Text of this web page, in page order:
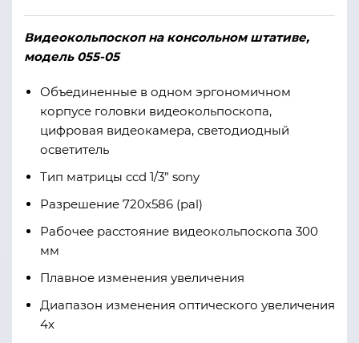
Видеокольпоскоп на консольном штативе,
модель 055-05
Объединенные в одном эргономичном
корпусе головки видеокольпоскопа,
цифровая видеокамера, светодиодный
осветитель
Тип матрицы ccd 1/3” sony
Разрешение 720х586 (pal)
Рабочее расстояние видеокольпоскопа 300
мм
Плавное изменения увеличения
Диапазон изменения оптического увеличения
4х